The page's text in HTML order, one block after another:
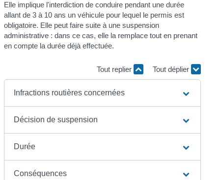
Elle implique l'interdiction de conduire pendant une durée
allant de 3 à 10 ans un véhicule pour lequel le permis est
obligatoire. Elle peut faire suite à une suspension
administrative : dans ce cas, elle la remplace tout en prenant
en compte la durée déjà effectuée.
Tout replier Tout déplier
Infractions routières concernées
Décision de suspension
Durée
Conséquences